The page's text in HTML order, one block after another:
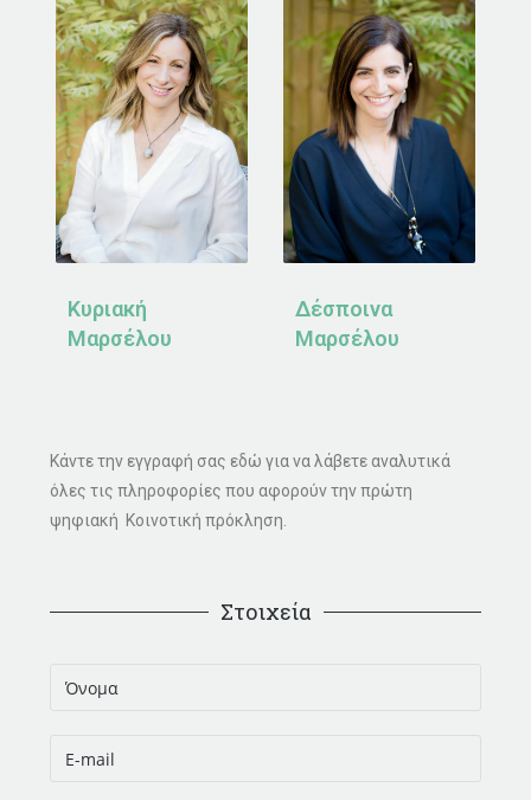
Κυριακή
Μαρσέλου
Δέσποινα
Μαρσέλου
Κάντε την εγγραφή σας εδώ για να λάβετε αναλυτικά
όλες τις πληροφορίες που αφορούν την πρώτη
ψηφιακή Κοινοτική πρόκληση.
Στοιχεία